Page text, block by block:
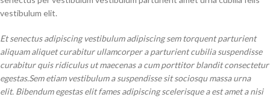
vestibulum elit.
Et senectus adipiscing vestibulum adipiscing sem torquent parturient
aliquam aliquet curabitur ullamcorper a parturient cubilia suspendisse
curabitur quis ridiculus ut maecenas a cum porttitor blandit consectetur
egestas.Sem etiam vestibulum a suspendisse sit sociosqu massa urna
elit. Bibendum egestas elit fames adipiscing scelerisque a est amet a nisi